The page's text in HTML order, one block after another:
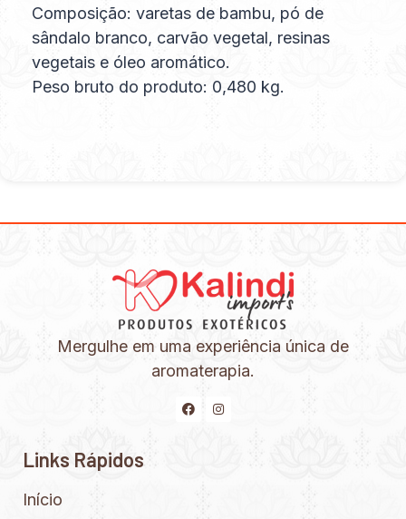
Composição: varetas de bambu, pó de
sândalo branco, carvão vegetal, resinas
vegetais e óleo aromático.
Peso bruto do produto: 0,480 kg.
Mergulhe em uma experiência única de
aromaterapia.
Links Rápidos
Início